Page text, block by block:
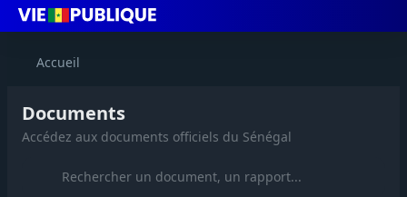
Accueil
Documents
Accédez aux documents officiels du Sénégal